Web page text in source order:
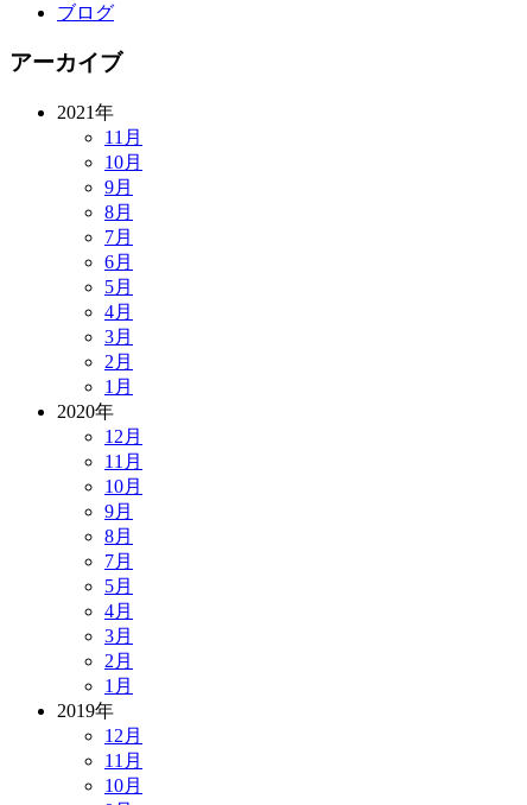
ブログ
アーカイブ
2021年
11月
10月
9月
8月
7月
6月
5月
4月
3月
2月
1月
2020年
12月
11月
10月
9月
8月
7月
5月
4月
3月
2月
1月
2019年
12月
11月
10月